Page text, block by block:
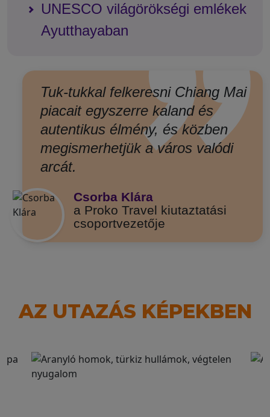
UNESCO világörökségi emlékek
Ayutthayaban ”
Tuk-tukkal felkeresni Chiang Mai
piacait egyszerre kaland és
autentikus élmény, és közben
megismerhetjük a város valódi
arcát.
Csorba Klára
a Proko Travel kiutaztatási
csoportvezetője
AZ UTAZÁS KÉPEKBEN